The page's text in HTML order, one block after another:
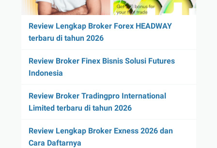
Review Lengkap Broker Forex HEADWAY
terbaru di tahun 2026
Review Broker Finex Bisnis Solusi Futures
Indonesia
Review Broker Tradingpro International
Limited terbaru di tahun 2026
Review Lengkap Broker Exness 2026 dan
Cara Daftarnya